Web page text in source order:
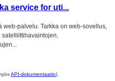
service for uti...
web-palvelu. Tarkka on web-sovellus,
API-dokumentaatio).